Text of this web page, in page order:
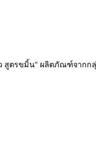
ว สูตรขมิ้น" ผลิตภัณฑ์จาก